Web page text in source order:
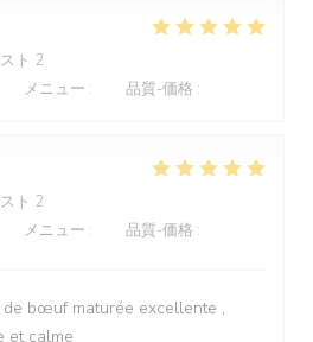
ト 2
メニュー : 品質-価格 :
ト 2
メニュー : 品質-価格 :
bœuf maturée excellente ,
et calme